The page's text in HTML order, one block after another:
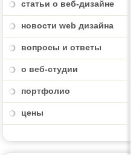
статьи о веб-дизайне
новости web дизайна
вопросы и ответы
о веб-студии
портфолио
цены